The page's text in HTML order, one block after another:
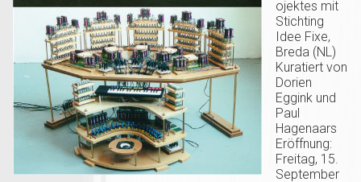
ojektes mit
Stichting
Idee Fixe,
Breda (NL)
Kuratiert von
Dorien
Eggink und
Paul
Hagenaars
Eröffnung:
Freitag, 15.
September